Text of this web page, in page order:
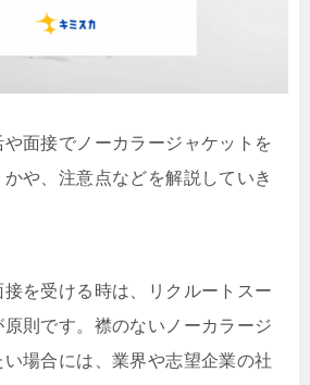
面接でノーカラージャケットを
や、注意点などを解説していき
を受ける時は、リクルートスー
則です。襟のないノーカラージ
場合には、業界や志望企業の社